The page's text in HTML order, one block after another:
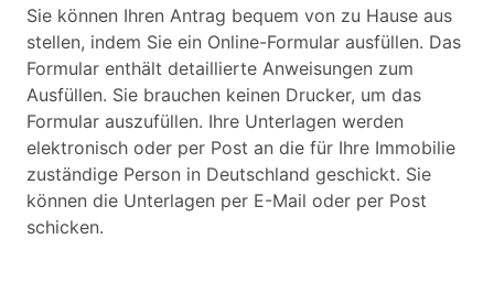
Sie können Ihren Antrag bequem von zu Hause aus
stellen, indem Sie ein Online-Formular ausfüllen. Das
Formular enthält detaillierte Anweisungen zum
Ausfüllen. Sie brauchen keinen Drucker, um das
Formular auszufüllen. Ihre Unterlagen werden
elektronisch oder per Post an die für Ihre Immobilie
zuständige Person in Deutschland geschickt. Sie
können die Unterlagen per E-Mail oder per Post
schicken.